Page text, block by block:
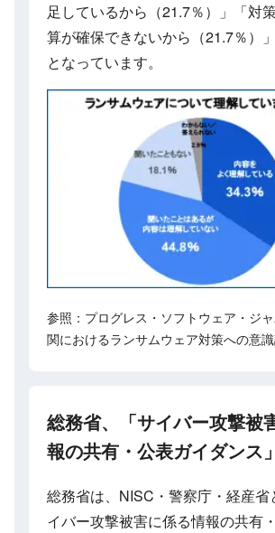
足しているから（21.7％）」「対
算が確保できないから（21.7％）
となっています。
参照：プログレス・ソフトウェア・ジ
関におけるランサムウェア対策への意識
総務省、「サイバー攻撃被
報の共有・公表ガイダンス
総務省は、NISC・警察庁・経産省
イバー攻撃被害に係る情報の共有